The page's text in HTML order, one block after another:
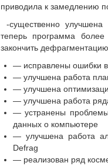
приводила к замедлению
-существенно
теперь программа
закончить
— исправлены ошибки в
— улучшена работа
— улучшена
— улучшена работа
— устранены
данных о компьютере
— улучшена работа
Defrag
— реализован ряд